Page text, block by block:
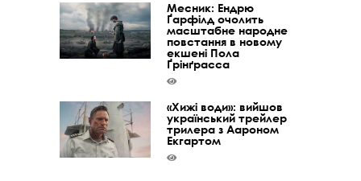
Месник: Ендрю
Ґарфілд очолить
масштабне народне
повстання в новому
екшені Пола
Ґрінґрасса
«Хижі води»: вийшов
український трейлер
трилера з Аароном
Екгартом